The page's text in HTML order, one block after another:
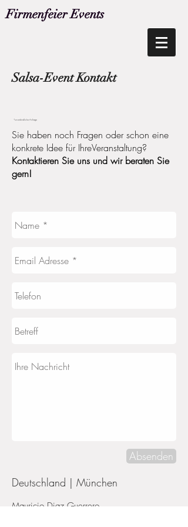
Firmenfeier Events
Salsa-Event Kontakt
*unverbindliche Anfrage
Sie haben noch Fragen oder schon eine
konkrete Idee für IhreVeranstaltung?
Kontaktieren Sie uns und wir beraten Sie
gern!
Absenden
Deutschland | München
Mauricio Diaz Guerrero